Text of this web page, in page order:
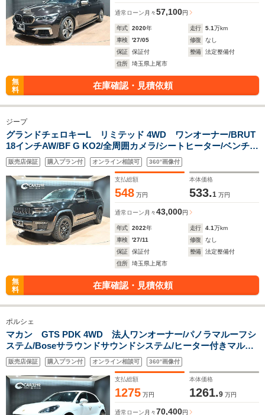
通常ローン 月々57,100円
年式 2020年 走行 5.1万km
車検
'27/05 修復
なし
保証
保証付 整備
法定整備付
住所
埼玉県上尾市
無
料
在庫確認・見積依頼
ジープ
グランドチェロキーL リミテッド 4WD ワンオーナー/BRUT
18インチAW/BF G KO2/全周囲カメラ/シートヒーター/ベンチレ
ーション/ステアリングヒーター/ACC/BSM/HUD/Car Play/フル
セグ/パワーバックドア/アルパイン製プレミアムサウンドシステ
ム/ETC2.0
販売店保証 購入プラン付 オンライン相談可 360°画像付
支払総額
548 万円
本体価格
533.1 万円
通常ローン 月々43,000円
年式 2022年 走行 4.1万km
車検
'27/11 修復
なし
保証
保証付 整備
法定整備付
住所
埼玉県上尾市
無
料
在庫確認・見積依頼
ポルシェ
マカン GTS PDK 4WD 法人ワンオーナー/パノラマルーフシ
ステム/Boseサラウンドサウンドシステム/ヒーター付きマルチ
ファンクションGTスポーツステアリング/アダプティブスポー
ツシート/21インチAW/ACC/BSM/Sヒーター
販売店保証 購入プラン付 オンライン相談可 360°画像付
支払総額
1275 万円
本体価格
1261.9 万円
通常ローン 月々70,400円